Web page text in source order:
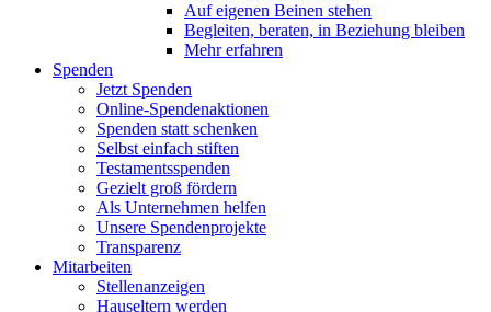
Auf eigenen Beinen stehen
Begleiten, beraten, in Beziehung bleiben
Mehr erfahren
Spenden
Jetzt Spenden
Online-Spendenaktionen
Spenden statt schenken
Selbst einfach stiften
Testamentsspenden
Gezielt groß fördern
Als Unternehmen helfen
Unsere Spendenprojekte
Transparenz
Mitarbeiten
Stellenanzeigen
Hauseltern werden